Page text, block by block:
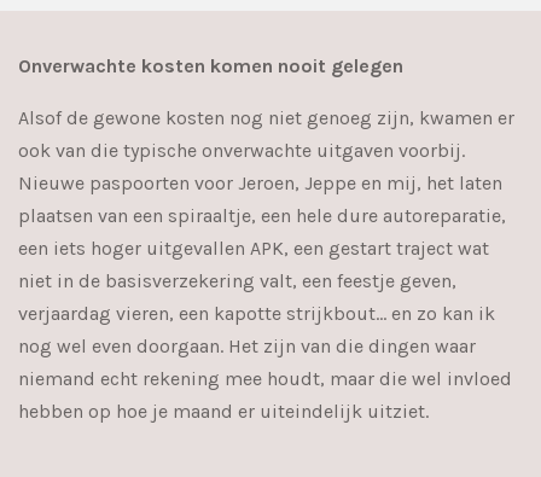
Onverwachte kosten komen nooit gelegen
Alsof de gewone kosten nog niet genoeg zijn, kwamen er
ook van die typische onverwachte uitgaven voorbij.
Nieuwe paspoorten voor Jeroen, Jeppe en mij, het laten
plaatsen van een spiraaltje, een hele dure autoreparatie,
een iets hoger uitgevallen APK, een gestart traject wat
niet in de basisverzekering valt, een feestje geven,
verjaardag vieren, een kapotte strijkbout… en zo kan ik
nog wel even doorgaan. Het zijn van die dingen waar
niemand echt rekening mee houdt, maar die wel invloed
hebben op hoe je maand er uiteindelijk uitziet.